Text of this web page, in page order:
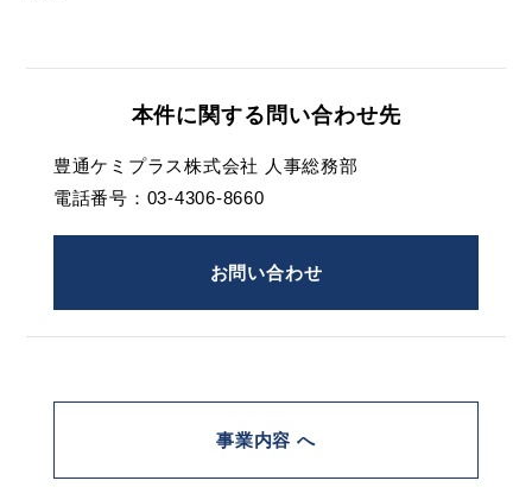
本件に関する問い合わせ先
豊通ケミプラス株式会社 人事総務部
電話番号：03-4306-8660
お問い合わせ
事業内容 へ